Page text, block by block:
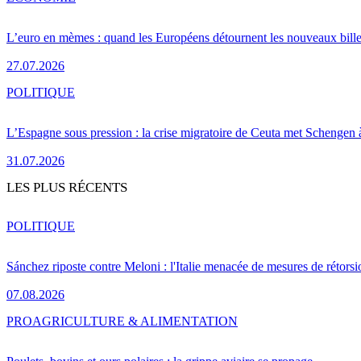
L’euro en mèmes : quand les Européens détournent les nouveaux
27.07.2026
L’Espagne sous pression : la crise migratoire de Ceuta met Schengen
31.07.2026
POLITIQUE
LES PLUS RÉCENTS
Sánchez riposte contre Meloni : l'Italie menacée de mesures de
07.08.2026
POLITIQUE
PROAGRICULTURE & ALIMENTATION